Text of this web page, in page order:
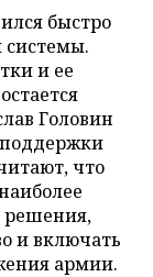
быстро
системы.
и ее
Головин
что
решения,
и включать
армии.